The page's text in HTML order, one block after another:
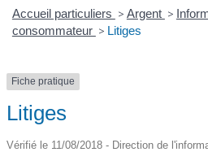
Accueil particuliers > Argent >
consommateur > Litiges
Fiche pratique
Litiges
Vérifié le 11/08/2018 - Direction de